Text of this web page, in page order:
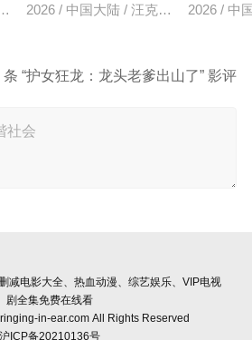
＆朱城玮
2026 / 中国大陆 / 汪克强＆田诗园
2026 / 中
条 “护女狂龙：龙头老爹出山了” 影评
减电影大全、热血动漫、综艺娱乐、VIP电视
剧全集免费在线看
in-ear.com All Rights Reserved
沪ICP备20210136号